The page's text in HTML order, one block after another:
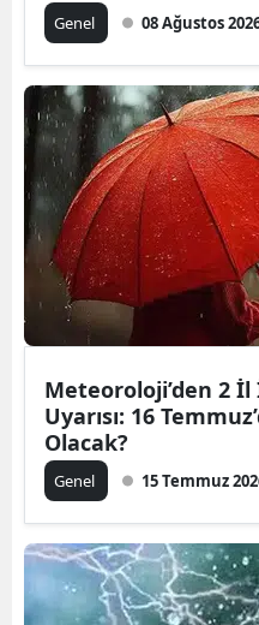
Genel 08 Ağustos
Meteoroloji’den 2 İl
Uyarısı: 16
Olacak?
Genel 15 Temmuz